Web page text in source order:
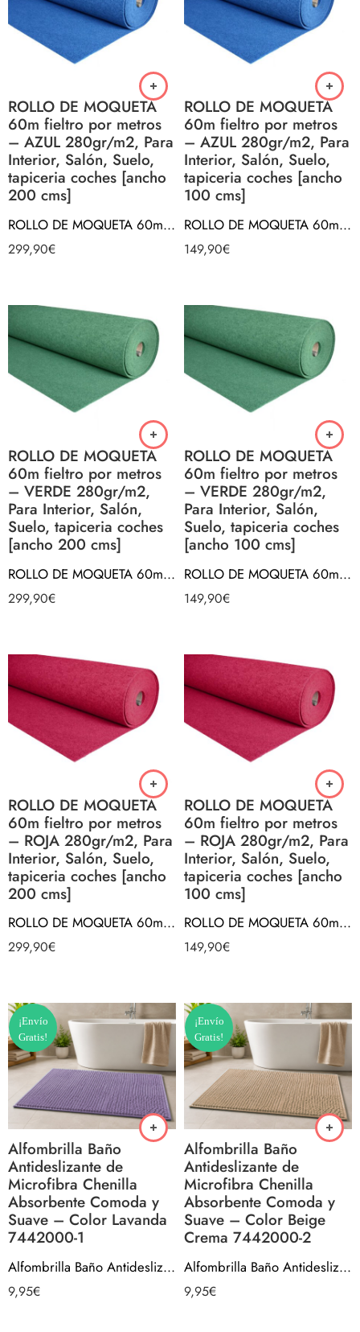
ROLLO DE MOQUETA
60m fieltro por metros
– AZUL 280gr/m2, Para
Interior, Salón, Suelo,
tapiceria coches [ancho
200 cms]
ROLLO DE MOQUETA 60m fieltro por metros – AZUL 280gr/m2, Para Interior, Salón, Suelo, tapiceria coches [ancho 200 cms]
299,90€
ROLLO DE MOQUETA
60m fieltro por metros
– AZUL 280gr/m2, Para
Interior, Salón, Suelo,
tapiceria coches [ancho
100 cms]
ROLLO DE MOQUETA 60m fieltro por metros – AZUL 280gr/m2, Para Interior, Salón, Suelo, tapiceria coches [ancho 100 cms]
149,90€
ROLLO DE MOQUETA
60m fieltro por metros
– VERDE 280gr/m2,
Para Interior, Salón,
Suelo, tapiceria coches
[ancho 200 cms]
ROLLO DE MOQUETA 60m fieltro por metros – VERDE 280gr/m2, Para Interior, Salón, Suelo, tapiceria coches [ancho 200 cms]
299,90€
ROLLO DE MOQUETA
60m fieltro por metros
– VERDE 280gr/m2,
Para Interior, Salón,
Suelo, tapiceria coches
[ancho 100 cms]
ROLLO DE MOQUETA 60m fieltro por metros – VERDE 280gr/m2, Para Interior, Salón, Suelo, tapiceria coches [ancho 100 cms]
149,90€
ROLLO DE MOQUETA
60m fieltro por metros
– ROJA 280gr/m2, Para
Interior, Salón, Suelo,
tapiceria coches [ancho
200 cms]
ROLLO DE MOQUETA 60m fieltro por metros – ROJA 280gr/m2, Para Interior, Salón, Suelo, tapiceria coches [ancho 200 cms]
299,90€
ROLLO DE MOQUETA
60m fieltro por metros
– ROJA 280gr/m2, Para
Interior, Salón, Suelo,
tapiceria coches [ancho
100 cms]
ROLLO DE MOQUETA 60m fieltro por metros – ROJA 280gr/m2, Para Interior, Salón, Suelo, tapiceria coches [ancho 100 cms]
149,90€
¡Envío
Gratis!
Alfombrilla Baño
Antideslizante de
Microfibra Chenilla
Absorbente Comoda y
Suave – Color Lavanda
7442000-1
Alfombrilla Baño Antideslizante de Microfibra Chenilla Absorbente Comoda y Suave – Color Lavanda 7442000-1
9,95€
¡Envío
Gratis!
Alfombrilla Baño
Antideslizante de
Microfibra Chenilla
Absorbente Comoda y
Suave – Color Beige
Crema 7442000-2
Alfombrilla Baño Antideslizante de Microfibra Chenilla Absorbente Comoda y Suave – Color Beige Crema 7442000-2
9,95€